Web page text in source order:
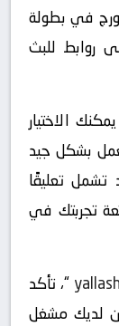
في بطولة
روابط للبث
الاختيار
بشكل جيد
تشمل تعليقًا
تجربتك في
“، تأكد
لديك مشغل